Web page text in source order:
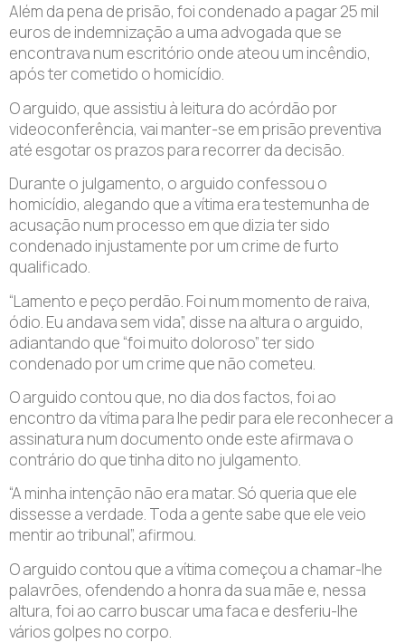
Além da pena de prisão, foi condenado a pagar 25 mil
euros de indemnização a uma advogada que se
encontrava num escritório onde ateou um incêndio,
após ter cometido o homicídio.
O arguido, que assistiu à leitura do acórdão por
videoconferência, vai manter-se em prisão preventiva
até esgotar os prazos para recorrer da decisão.
Durante o julgamento, o arguido confessou o
homicídio, alegando que a vítima era testemunha de
acusação num processo em que dizia ter sido
condenado injustamente por um crime de furto
qualificado.
“Lamento e peço perdão. Foi num momento de raiva,
ódio. Eu andava sem vida”, disse na altura o arguido,
adiantando que “foi muito doloroso” ter sido
condenado por um crime que não cometeu.
O arguido contou que, no dia dos factos, foi ao
encontro da vítima para lhe pedir para ele reconhecer a
assinatura num documento onde este afirmava o
contrário do que tinha dito no julgamento.
“A minha intenção não era matar. Só queria que ele
dissesse a verdade. Toda a gente sabe que ele veio
mentir ao tribunal”, afirmou.
O arguido contou que a vítima começou a chamar-lhe
palavrões, ofendendo a honra da sua mãe e, nessa
altura, foi ao carro buscar uma faca e desferiu-lhe
vários golpes no corpo.